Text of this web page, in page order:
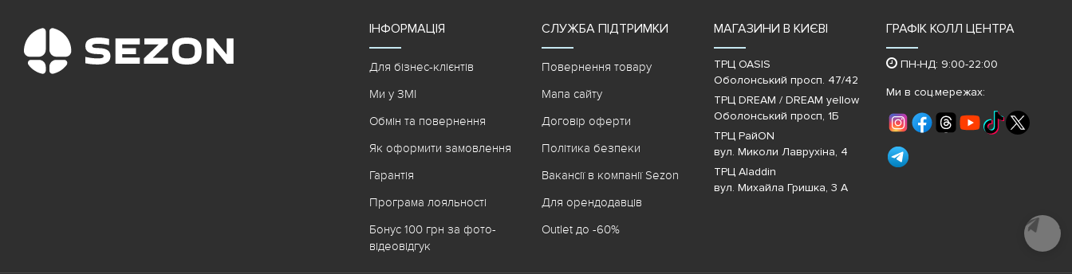
ІНФОРМАЦІЯ
Для бізнес-клієнтів
Ми у ЗМІ
Обмін та повернення
Як оформити замовлення
Гарантія
Програма лояльності
Бонус 100 грн за фото-
відеовідгук
СЛУЖБА ПІДТРИМКИ
Повернення товару
Мапа сайту
Договір оферти
Політика безпеки
Вакансії в компанії Sezon
Для орендодавців
Outlet до -60%
МАГАЗИНИ В КИЄВІ
ТРЦ OASIS
Оболонський просп. 47/42
ТРЦ DREAM / DREAM yellow
Оболонський просп, 1Б
ТРЦ РайON
вул. Миколи Лаврухіна, 4
ТРЦ Aladdin
вул. Михайла Гришка, 3 А
ГРАФІК КОЛЛ ЦЕНТРА
ПН-НД: 9:00-22:00
Ми в соц.мережах:
Почати
діалог